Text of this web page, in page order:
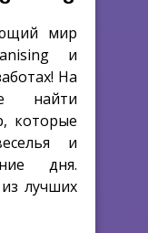
мир
и
На
найти
которые
и
дня.
лучших